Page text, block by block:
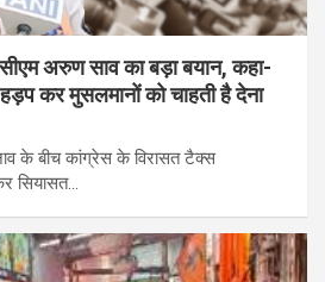
अरुण साव का बड़ा बयान, कहा-
कर मुसलमानों को चाहती है देना
के बीच कांग्रेस के विरासत टैक्स
सियासत…